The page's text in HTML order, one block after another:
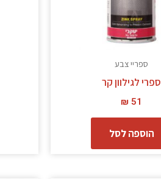
ספריי צבע
ספרי לגילוון קר
₪ 51
הוספה לסל